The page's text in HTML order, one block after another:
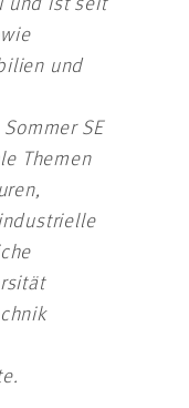
und ist seit
und
SE
Themen